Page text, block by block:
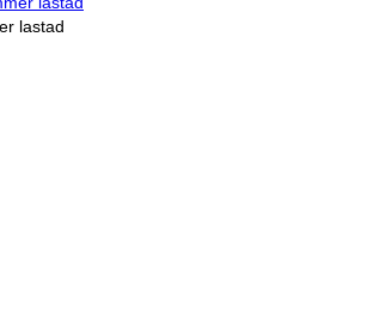
lastad